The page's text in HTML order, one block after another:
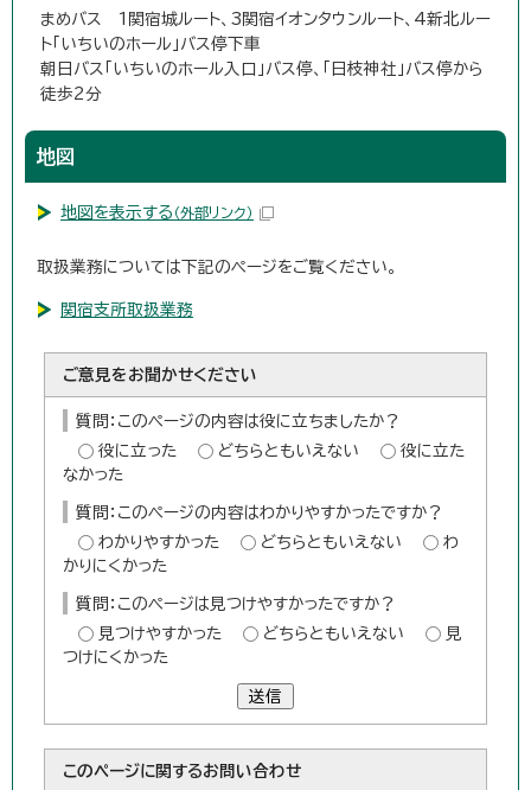
まめバス 1関宿城ルート、3関宿イオンタウンルート、4新北ルー
ト「いちいのホール」バス停下車
朝日バス「いちいのホール入口」バス停、「日枝神社」バス停から
徒歩2分
地図
地図を表示する （外部リンク）
取扱業務については下記のページをご覧ください。
関宿支所取扱業務
ご意見をお聞かせください
質問：このページの内容は役に立ちましたか？
役に立った
どちらともいえない
役に立た
なかった
質問：このページの内容はわかりやすかったですか？
わかりやすかった
どちらともいえない
わ
かりにくかった
質問：このページは見つけやすかったですか？
見つけやすかった
どちらともいえない
見
つけにくかった
送信
このページに関するお問い合わせ